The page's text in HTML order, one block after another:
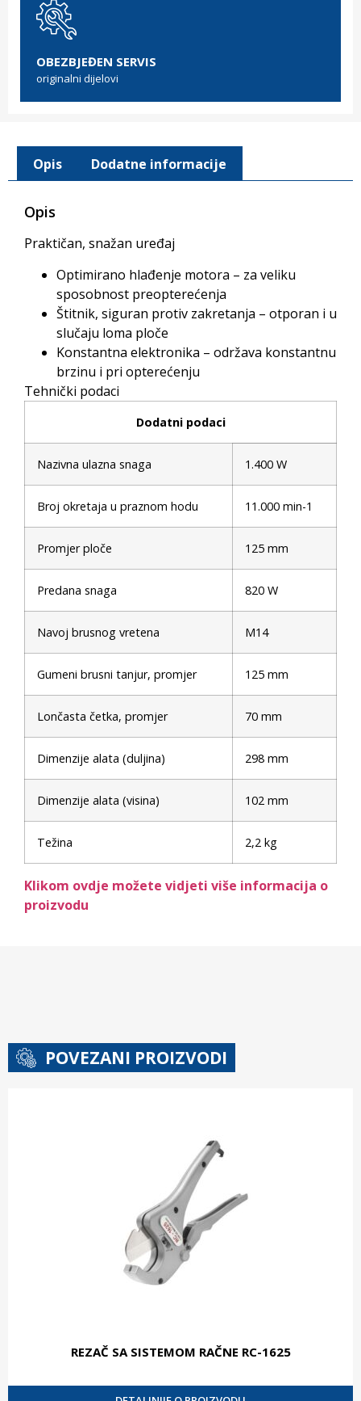
OBEZBJEĐEN SERVIS
originalni dijelovi
Opis Dodatne informacije
Opis
Praktičan, snažan uređaj
Optimirano hlađenje motora – za veliku
sposobnost preopterećenja
Štitnik, siguran protiv zakretanja – otporan i u
slučaju loma ploče
Konstantna elektronika – održava konstantnu
brzinu i pri opterećenju
Tehnički podaci
Dodatni podaci
Nazivna ulazna snaga 1.400 W
Broj okretaja u praznom hodu 11.000 min-1
Promjer ploče 125 mm
Predana snaga 820 W
Navoj brusnog vretena M14
Gumeni brusni tanjur, promjer 125 mm
Lončasta četka, promjer 70 mm
Dimenzije alata (duljina) 298 mm
Dimenzije alata (visina) 102 mm
Težina 2,2 kg
Klikom ovdje možete vidjeti više informacija o
proizvodu
POVEZANI PROIZVODI
REZAČ SA SISTEMOM RAČNE RC-1625